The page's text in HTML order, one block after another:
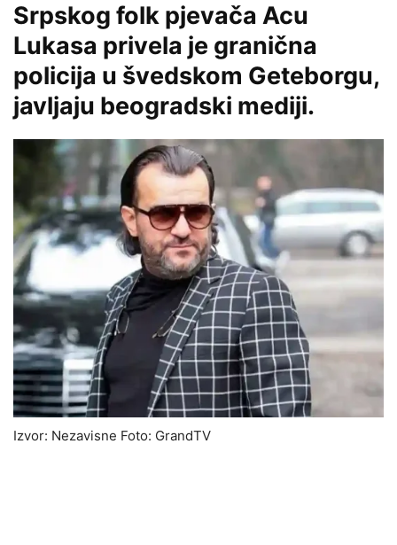
Srpskog folk pjevača Acu
Lukasa privela je granična
policija u švedskom Geteborgu,
javljaju beogradski mediji.
Izvor: Nezavisne Foto: GrandTV